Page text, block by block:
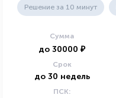
Решение за 10 минут
Сумма
до 30000 ₽
Срок
до 30 недель
ПСК: